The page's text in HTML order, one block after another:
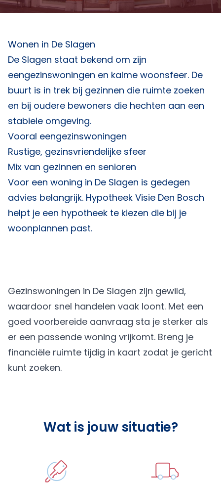
Wonen in De Slagen
De Slagen staat bekend om zijn
eengezinswoningen en kalme woonsfeer. De
buurt is in trek bij gezinnen die ruimte zoeken
en bij oudere bewoners die hechten aan een
stabiele omgeving.
Vooral eengezinswoningen
Rustige, gezinsvriendelijke sfeer
Mix van gezinnen en senioren
Voor een woning in De Slagen is gedegen
advies belangrijk. Hypotheek Visie Den Bosch
helpt je een hypotheek te kiezen die bij je
woonplannen past.
Gezinswoningen in De Slagen zijn gewild,
waardoor snel handelen vaak loont. Met een
goed voorbereide aanvraag sta je sterker als
er een passende woning vrijkomt. Breng je
financiële ruimte tijdig in kaart zodat je gericht
kunt zoeken.
Wat is jouw situatie?